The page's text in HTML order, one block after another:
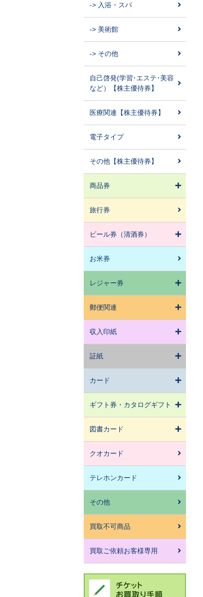
-> 入浴・スパ
-> 美術館
-> その他
自己啓発(学習･エステ･美容
など）【株主優待券】
医療関連【株主優待券】
電子タイプ
その他【株主優待券】
商品券
旅行券
ビール券（清酒券）
お米券
レジャー券
郵便関連
収入印紙
証紙
カード
ギフト券・カタログギフト
図書カード
クオカード
テレホンカード
その他
買取不可商品
買取ご依頼お客様専用